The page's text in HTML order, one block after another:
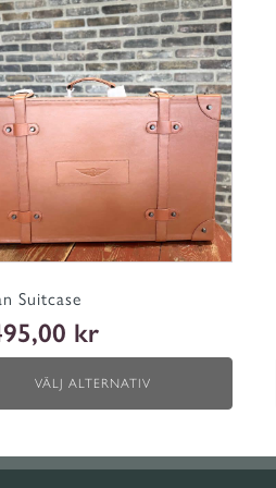
Suitcase
kr
VÄLJ ALTERNATIV